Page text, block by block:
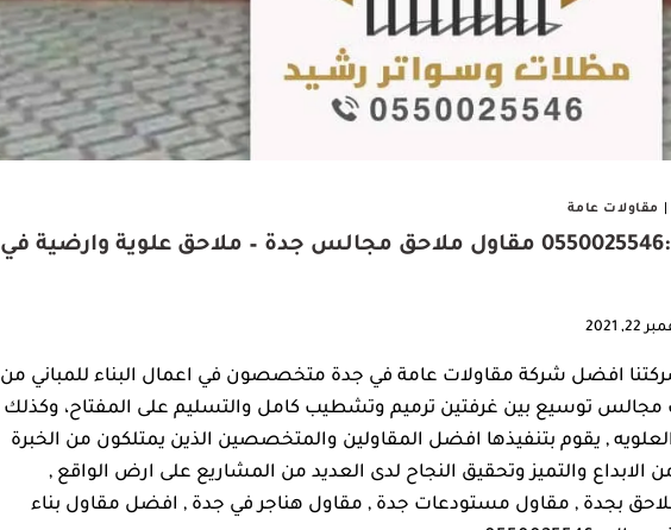
مقاولات عامة
بناء ملاحق في جدة جوال:0550025546 مقاول ملاحق مجالس جدة – ملاحق علوية وارضية في
22, 2021
افضل شركة مقاولات عامة في جدة متخصصون في اعمال البناء للمباني من
مجالس توسيع بين غرفتين ترميم وتشطيب كامل والتسليم على المفتاح، وكذلك
, يقوم بتنفيذها افضل المقاولين والمتخصصين الذين يمتلكون من الخبرة
التي لاتقل عن 12 عام من الابداع والتميز وتحقيق النجاح لدى العديد من المشاريع على ارض الواقع ,
بجدة , مقاول مستودعات جدة , مقاول هناجر في جدة , افضل مقاول بناء